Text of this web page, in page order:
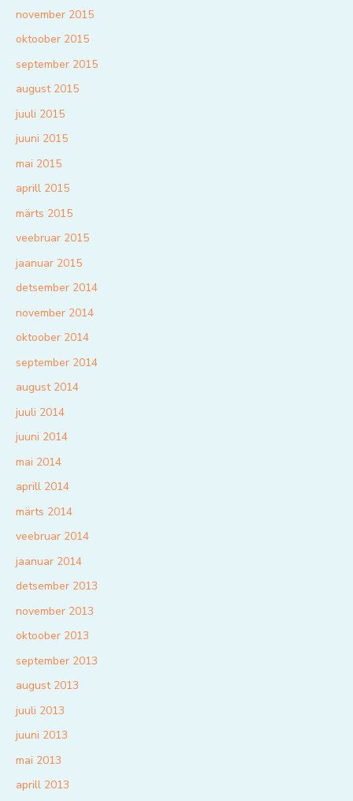
november 2015
oktoober 2015
september 2015
august 2015
juuli 2015
juuni 2015
mai 2015
aprill 2015
märts 2015
veebruar 2015
jaanuar 2015
detsember 2014
november 2014
oktoober 2014
september 2014
august 2014
juuli 2014
juuni 2014
mai 2014
aprill 2014
märts 2014
veebruar 2014
jaanuar 2014
detsember 2013
november 2013
oktoober 2013
september 2013
august 2013
juuli 2013
juuni 2013
mai 2013
aprill 2013